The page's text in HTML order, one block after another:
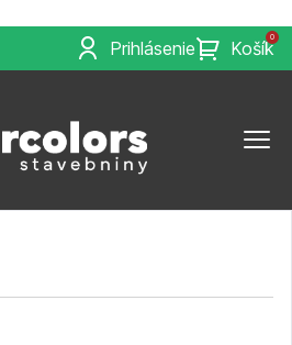
Prihlásenie
0
Košík